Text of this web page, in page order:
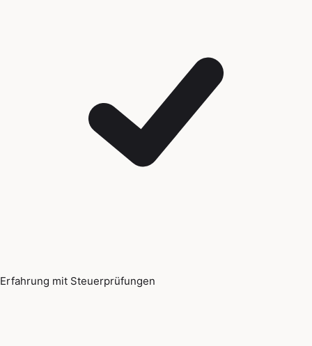
Erfahrung mit Steuerprüfungen